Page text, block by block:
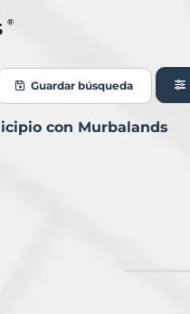
Guardar búsqueda
con Murbalands